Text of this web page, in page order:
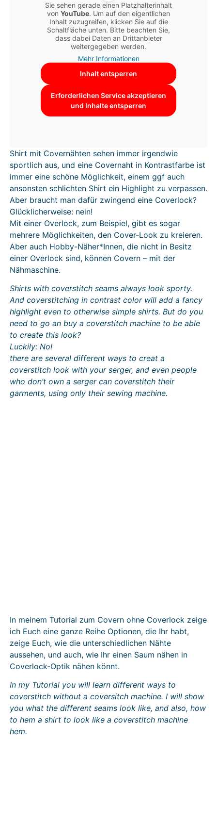
Sie sehen gerade einen Platzhalterinhalt
von YouTube. Um auf den eigentlichen
Inhalt zuzugreifen, klicken Sie auf die
Schaltfläche unten. Bitte beachten Sie,
dass dabei Daten an Drittanbieter
weitergegeben werden.
Mehr Informationen
Inhalt entsperren
Erforderlichen Service akzeptieren
und Inhalte entsperren
Shirt mit Covernähten sehen immer irgendwie
sportlich aus, und eine Covernaht in Kontrastfarbe ist
immer eine schöne Möglichkeit, einem ggf auch
ansonsten schlichten Shirt ein Highlight zu verpassen.
Aber braucht man dafür zwingend eine Coverlock?
Glücklicherweise: nein!
Mit einer Overlock, zum Beispiel, gibt es sogar
mehrere Möglichkeiten, den Cover-Look zu kreieren.
Aber auch Hobby-Näher*Innen, die nicht in Besitz
einer Overlock sind, können Covern – mit der
Nähmaschine.
Shirts with coverstitch seams always look sporty.
And coverstitching in contrast color will add a fancy
highlight even to otherwise simple shirts. But do you
need to go an buy a coverstitch machine to be able
to create this look?
Luckily: No!
there are several different ways to creat a
coverstitch look with your serger, and even people
who don’t own a serger can coverstitch their
garments, using only their sewing machine.
In meinem Tutorial zum Covern ohne Coverlock zeige
ich Euch eine ganze Reihe Optionen, die Ihr habt,
zeige Euch, wie die unterschiedlichen Nähte
aussehen, und auch, wie Ihr einen Saum nähen in
Coverlock-Optik nähen könnt.
In my Tutorial you will learn different ways to
coverstitch without a coversitch machine. I will show
you what the different seams look like, and also, how
to hem a shirt to look like a coverstitch machine
hem.